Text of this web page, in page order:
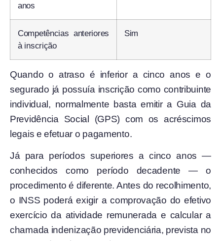
anos
Competências anteriores
à inscrição
Sim
Quando o atraso é inferior a cinco anos e o
segurado já possuía inscrição como contribuinte
individual, normalmente basta emitir a Guia da
Previdência Social (GPS) com os acréscimos
legais e efetuar o pagamento.
Já para períodos superiores a cinco anos —
conhecidos como período decadente — o
procedimento é diferente. Antes do recolhimento,
o INSS poderá exigir a comprovação do efetivo
exercício da atividade remunerada e calcular a
chamada indenização previdenciária, prevista no